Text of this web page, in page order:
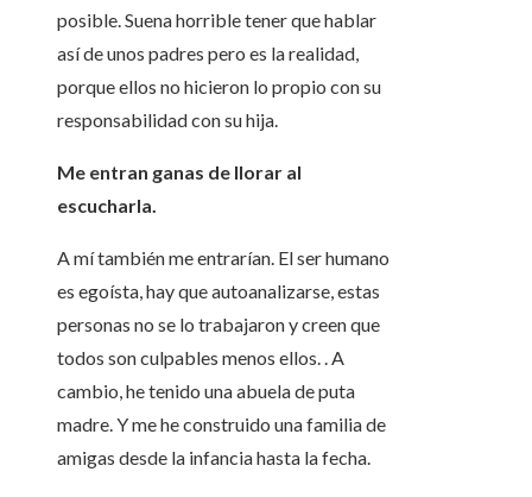
posible. Suena horrible tener que hablar
así de unos padres pero es la realidad,
porque ellos no hicieron lo propio con su
responsabilidad con su hija.
Me entran ganas de llorar al
escucharla.
A mí también me entrarían. El ser humano
es egoísta, hay que autoanalizarse, estas
personas no se lo trabajaron y creen que
todos son culpables menos ellos. . A
cambio, he tenido una abuela de puta
madre. Y me he construido una familia de
amigas desde la infancia hasta la fecha.